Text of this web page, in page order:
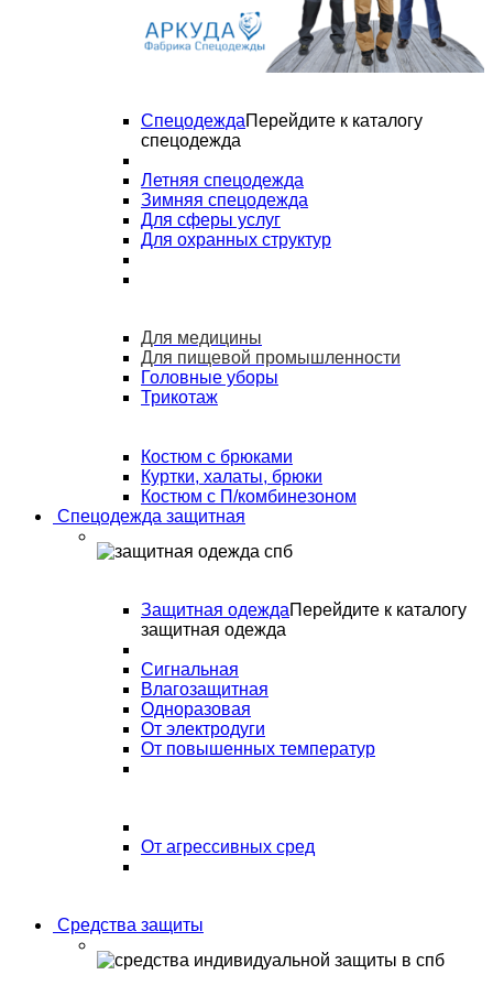
СпецодеждаПерейдите к каталогу
спецодежда
Летняя спецодежда
Зимняя спецодежда
Для сферы услуг
Для охранных структур
Для медицины
Для пищевой промышленности
Головные уборы
Трикотаж
Костюм с брюками
Куртки, халаты, брюки
Костюм с П/комбинезоном
Спецодежда защитная
Защитная одеждаПерейдите к каталогу
защитная одежда
Сигнальная
Влагозащитная
Одноразовая
От электродуги
От повышенных температур
От агрессивных сред
Средства защиты